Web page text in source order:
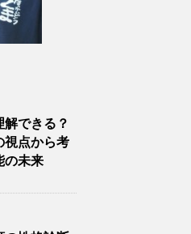
できる？
視点から考
の未来